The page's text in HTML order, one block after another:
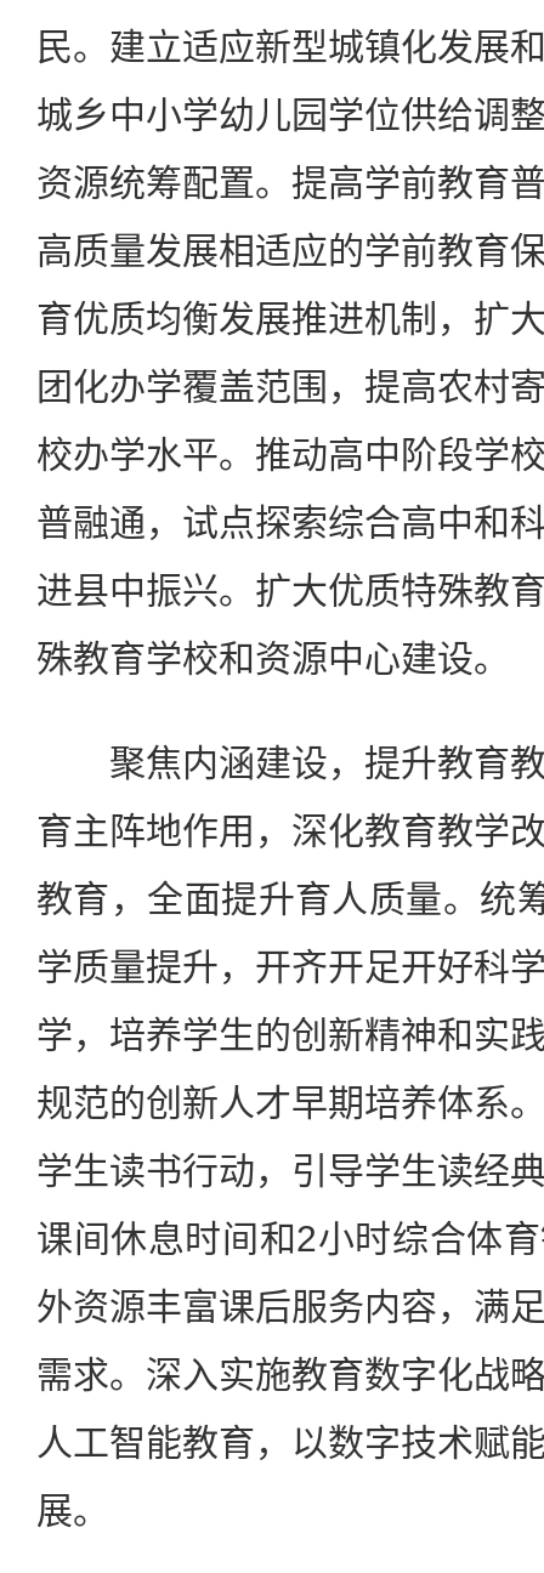
民。建立适应新型城镇化发展
城乡中小学幼儿园学位供给调
资源统筹配置。提高学前教育
高质量发展相适应的学前教育
育优质均衡发展推进机制，扩
团化办学覆盖范围，提高农村
校办学水平。推动高中阶段学
普融通，试点探索综合高中和
进县中振兴。扩大优质特殊教
殊教育学校和资源中心建设。
聚焦内涵建设，提升教育教
育主阵地作用，深化教育教学
教育，全面提升育人质量。统
学质量提升，开齐开足开好科
学，培养学生的创新精神和实
规范的创新人才早期培养体系
学生读书行动，引导学生读经
课间休息时间和2小时综合体
外资源丰富课后服务内容，满
需求。深入实施教育数字化战
人工智能教育，以数字技术赋
展。